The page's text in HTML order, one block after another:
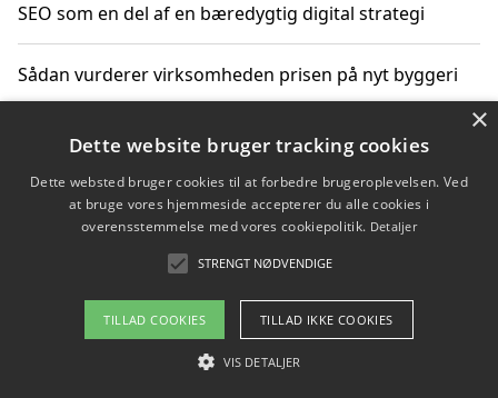
SEO som en del af en bæredygtig digital strategi
Sådan vurderer virksomheden prisen på nyt byggeri
Sådan får du hjælp til en hjemmeside uden binding
Copyright 2026 - Pilanto Aps
Om / kontakt
Blog Betingelser
×
Dette website bruger tracking cookies
Dette websted bruger cookies til at forbedre brugeroplevelsen. Ved
at bruge vores hjemmeside accepterer du alle cookies i
overensstemmelse med vores cookiepolitik. Detaljer
STRENGT NØDVENDIGE
TILLAD COOKIES TILLAD IKKE COOKIES
VIS DETALJER